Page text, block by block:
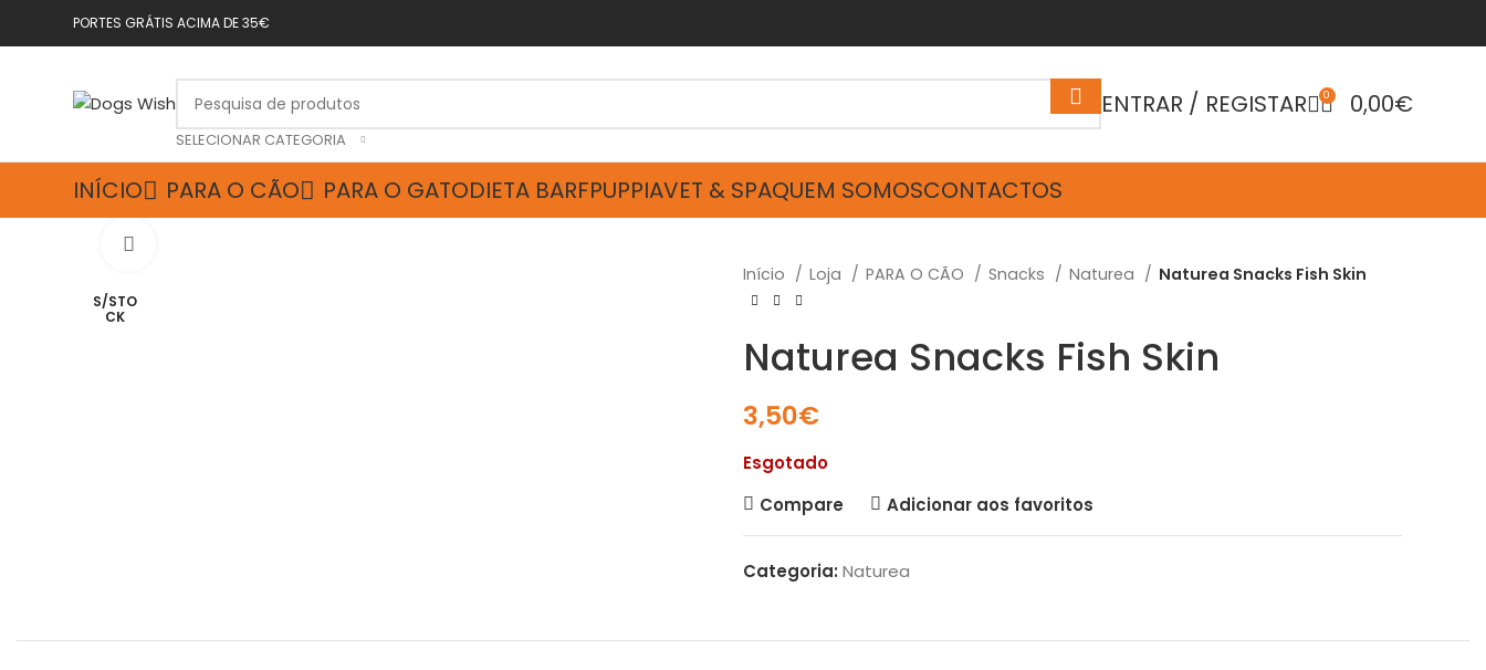
PORTES GRÁTIS ACIMA DE 35€
SELECIONAR CATEGORIA
ENTRAR / REGISTAR 0 0,00€
INÍCIO PARA O CÃO PARA O GATODIETA BARFPUPPIAVET & SPAQUEM SOMOSCONTACTOS
S/STO
CK
Início Loja PARA O CÃO Snacks Naturea Naturea Snacks Fish Skin
Naturea Snacks Fish Skin
3,50€
Esgotado
Compare
Adicionar aos favoritos
Categoria: Naturea